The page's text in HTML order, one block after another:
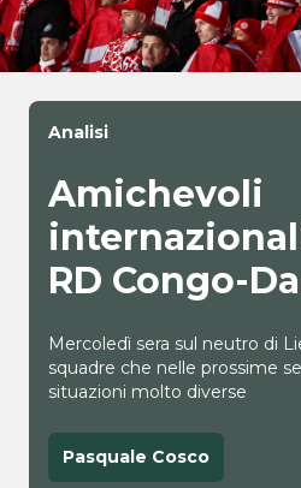
Analisi
Amichevoli
RD Congo-
Mercoledì sera sul neutro di
squadre che nelle prossime
situazioni molto diverse
Pasquale Cosco